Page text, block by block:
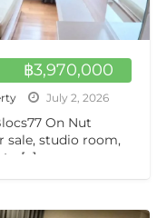
฿3,970,000
July 2, 2026
On Nut
sale, studio room,
[…]